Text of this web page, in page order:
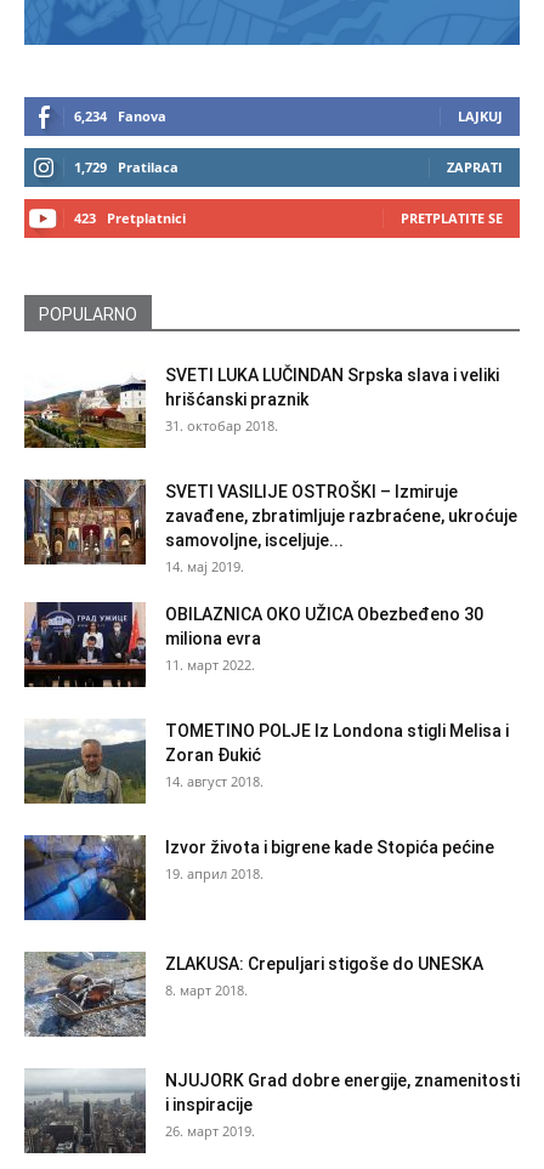
6,234 Fanova LAJKUJ
1,729 Pratilaca ZAPRATI
423 Pretplatnici PRETPLATITE SE
POPULARNO
SVETI LUKA LUČINDAN Srpska slava i veliki
hrišćanski praznik
31. октобар 2018.
SVETI VASILIJE OSTROŠKI – Izmiruje
zavađene, zbratimljuje razbraćene, ukroćuje
samovoljne, isceljuje...
14. мај 2019.
OBILAZNICA OKO UŽICA Obezbeđeno 30
miliona evra
11. март 2022.
TOMETINO POLJE Iz Londona stigli Melisa i
Zoran Đukić
14. август 2018.
Izvor života i bigrene kade Stopića pećine
19. април 2018.
ZLAKUSA: Crepuljari stigoše do UNESKA
8. март 2018.
NJUJORK Grad dobre energije, znamenitosti
i inspiracije
26. март 2019.